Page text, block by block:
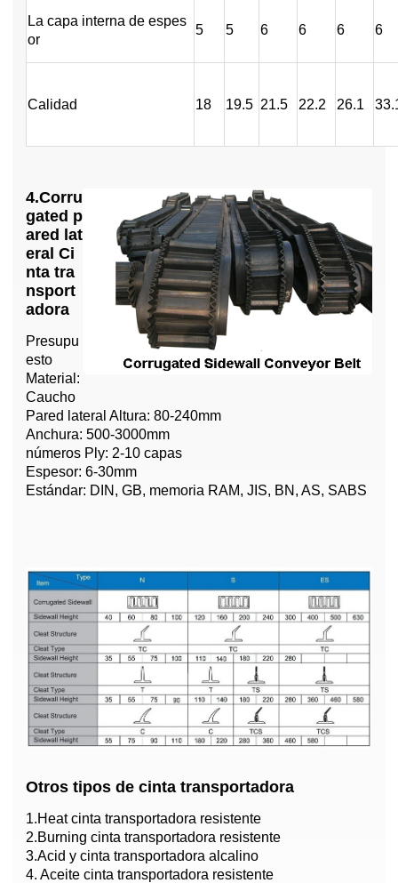
La capa interna de espes
or
5 5 6 6 6 6
Calidad 18 19.5 21.5 22.2 26.1
4.Corru
gated p
ared lat
eral Ci
nta tra
nsport
adora
Presupu
esto
Material:
Caucho
Pared lateral Altura: 80-240mm
Anchura: 500-3000mm
números Ply: 2-10 capas
Espesor: 6-30mm
Estándar: DIN, GB, memoria RAM, JIS, BN, AS, SABS
Otros tipos de cinta transportadora
1.Heat cinta transportadora resistente
2.Burning cinta transportadora resistente
3.Acid y cinta transportadora alcalino
4. Aceite cinta transportadora resistente